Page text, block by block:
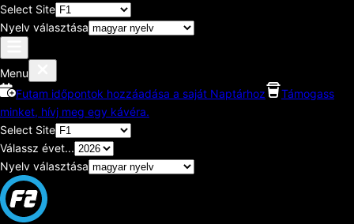
Select Site
Nyelv választása
Menu
Futam időpontok hozzáadása a saját Naptárhoz
Támogass
minket, hívj meg egy kávéra.
Select Site
Válassz évet...
Nyelv választása